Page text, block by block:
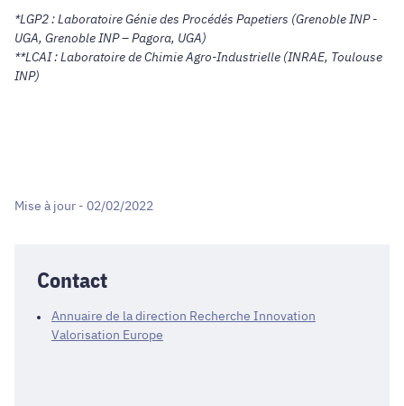
*LGP2 : Laboratoire Génie des Procédés Papetiers (Grenoble INP -
UGA, Grenoble INP – Pagora, UGA)
**LCAI : Laboratoire de Chimie Agro-Industrielle (INRAE, Toulouse
INP)
Mise à jour - 02/02/2022
Contact
Annuaire de la direction Recherche Innovation
Valorisation Europe